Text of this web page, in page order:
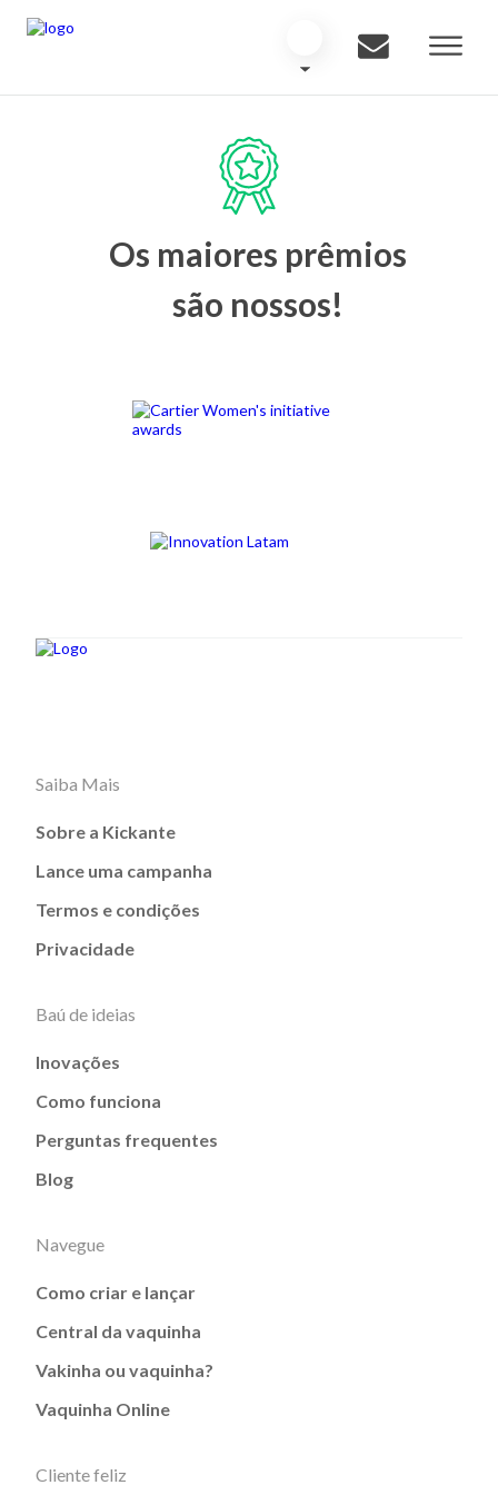
Os maiores prêmios
são nossos!
Saiba Mais
Sobre a Kickante
Lance uma campanha
Termos e condições
Privacidade
Baú de ideias
Inovações
Como funciona
Perguntas frequentes
Blog
Navegue
Como criar e lançar
Central da vaquinha
Vakinha ou vaquinha?
Vaquinha Online
Cliente feliz